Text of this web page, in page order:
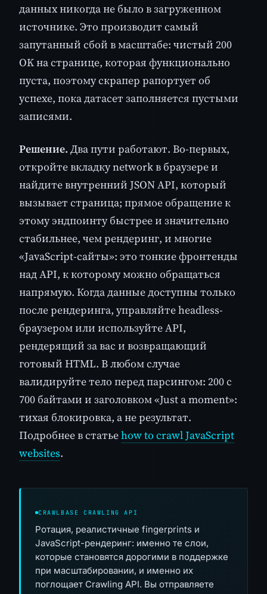
данных никогда не было в загруженном
источнике. Это производит самый
запутанный сбой в масштабе: чистый 200
OK на странице, которая функционально
пуста, поэтому скрапер рапортует об
успехе, пока датасет заполняется пустыми
записями.
Решение. Два пути работают. Во-первых,
откройте вкладку network в браузере и
найдите внутренний JSON API, который
вызывает страница; прямое обращение к
этому эндпоинту быстрее и значительно
стабильнее, чем рендеринг, и многие
«JavaScript-сайты»: это тонкие фронтенды
над API, к которому можно обращаться
напрямую. Когда данные доступны только
после рендеринга, управляйте headless-
браузером или используйте API,
рендерящий за вас и возвращающий
готовый HTML. В любом случае
валидируйте тело перед парсингом: 200 с
700 байтами и заголовком «Just a moment»:
тихая блокировка, а не результат.
Подробнее в статьеhow to crawl JavaScript
websites.
CRAWLBASE CRAWLING API
Ротация, реалистичные fingerprints и
JavaScript-рендеринг: именно те слои,
которые становятся дорогими в поддержке
при масштабировании, и именно их
поглощает Crawling API. Вы отправляете